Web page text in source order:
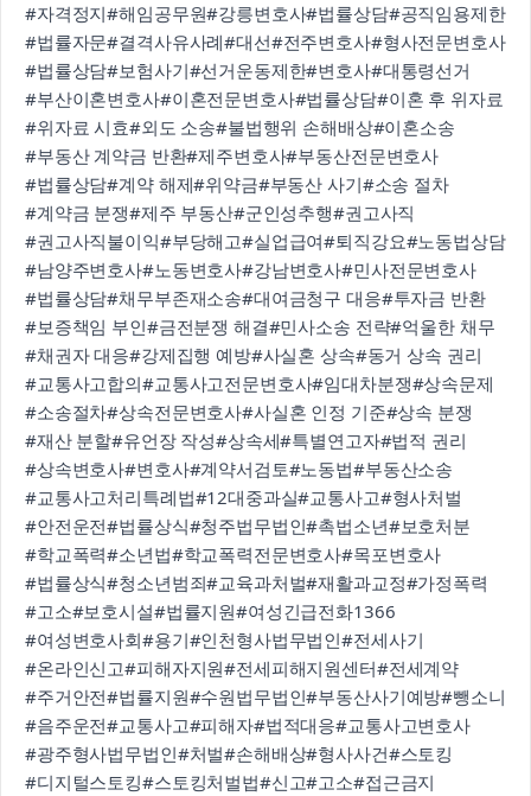
#자격정지#해임공무원#강릉변호사#법률상담#공직임용제한
#법률자문#결격사유사례#대선#전주변호사#형사전문변호사
#법률상담#보험사기#선거운동제한#변호사#대통령선거
#부산이혼변호사#이혼전문변호사#법률상담#이혼 후 위자료
#위자료 시효#외도 소송#불법행위 손해배상#이혼소송
#부동산 계약금 반환#제주변호사#부동산전문변호사
#법률상담#계약 해제#위약금#부동산 사기#소송 절차
#계약금 분쟁#제주 부동산#군인성추행#권고사직
#권고사직불이익#부당해고#실업급여#퇴직강요#노동법상담
#남양주변호사#노동변호사#강남변호사#민사전문변호사
#법률상담#채무부존재소송#대여금청구 대응#투자금 반환
#보증책임 부인#금전분쟁 해결#민사소송 전략#억울한 채무
#채권자 대응#강제집행 예방#사실혼 상속#동거 상속 권리
#교통사고합의#교통사고전문변호사#임대차분쟁#상속문제
#소송절차#상속전문변호사#사실혼 인정 기준#상속 분쟁
#재산 분할#유언장 작성#상속세#특별연고자#법적 권리
#상속변호사#변호사#계약서검토#노동법#부동산소송
#교통사고처리특례법#12대중과실#교통사고#형사처벌
#안전운전#법률상식#청주법무법인#촉법소년#보호처분
#학교폭력#소년법#학교폭력전문변호사#목포변호사
#법률상식#청소년범죄#교육과처벌#재활과교정#가정폭력
#고소#보호시설#법률지원#여성긴급전화1366
#여성변호사회#용기#인천형사법무법인#전세사기
#온라인신고#피해자지원#전세피해지원센터#전세계약
#주거안전#법률지원#수원법무법인#부동산사기예방#뺑소니
#음주운전#교통사고#피해자#법적대응#교통사고변호사
#광주형사법무법인#처벌#손해배상#형사사건#스토킹
#디지털스토킹#스토킹처벌법#신고#고소#접근금지